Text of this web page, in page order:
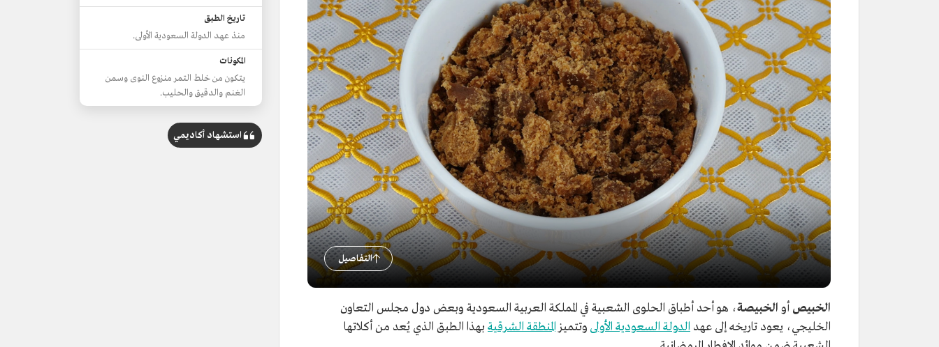
التفاصيل
الخبيص أو الخبيصة، هو أحد أطباق الحلوى الشعبية في المملكة العربية السعودية وبعض دول مجلس التعاون
الخليجي، يعود تاريخه إلى عهد الدولة السعودية الأولى وتتميز المنطقة الشرقية بهذا الطبق الذي يُعد من أكلاتها
تاريخ الطبق
منذ عهد الدولة السعودية الأولى.
المكونات
يتكون من خلط التمر منزوع النوى وسمن
الغنم والدقيق والحليب.
استشهاد أكاديمي